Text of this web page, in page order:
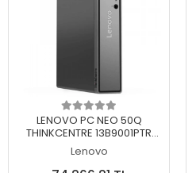
Sepete Ekle
LENOVO PC NEO 50Q
THINKCENTRE 13B9001PTR
CORE7 240H 32GB 1TB SSD
DOS
Lenovo